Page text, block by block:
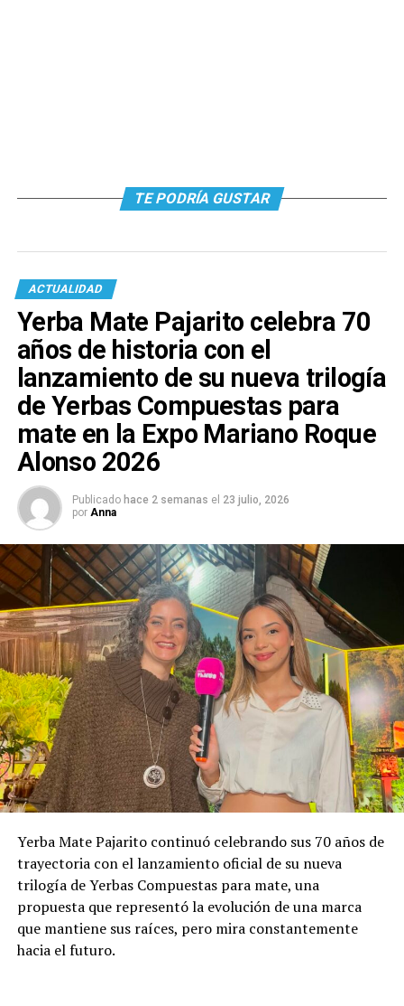
TE PODRÍA GUSTAR
ACTUALIDAD
Yerba Mate Pajarito celebra 70
años de historia con el
lanzamiento de su nueva trilogía
de Yerbas Compuestas para
mate en la Expo Mariano Roque
Alonso 2026
Publicado hace 2 semanas el 23 julio, 2026
por Anna
Yerba Mate Pajarito continuó celebrando sus 70 años de
trayectoria con el lanzamiento oficial de su nueva
trilogía de Yerbas Compuestas para mate, una
propuesta que representó la evolución de una marca
que mantiene sus raíces, pero mira constantemente
hacia el futuro.